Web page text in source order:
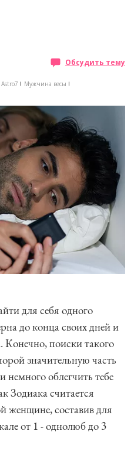
Обсудить тему
Astro7
Мужчина весы
для себя одного
до конца своих дней и
Конечно, поиски такого
значительную часть
облегчить тебе
Зодиака считается
составив для
от 1 - однолюб до 3